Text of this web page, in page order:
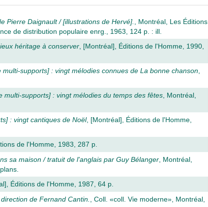
Pierre Daignault / [illustrations de Hervé].
, Montréal, Les Éditions
de distribution populaire enrg., 1963, 124 p. : ill.
héritage à conserver , [Montréal], Éditions de l'Homme, 1990,
supports] : vingt mélodies connues de La bonne chanson
multi-supports] : vingt mélodies du temps des fêtes , Montréal,
: vingt cantiques de Noël, [Montréal], Éditions de l'Homme,
de l'Homme, 1983, 287 p.
sa maison / tratuit de l'anglais par Guy Bélanger , Montréal,
Éditions de l'Homme, 1987, 64 p.
de Fernand Cantin., Coll. «coll. Vie moderne», Montréal,